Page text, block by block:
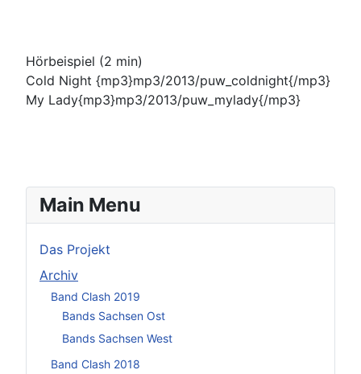
Main Menu
Das Projekt
Archiv
Band Clash 2019
Bands Sachsen Ost
Bands Sachsen West
Band Clash 2018
Hörbeispiel (2 min)
Cold Night {mp3}mp3/2013/puw_coldnight{/mp3}
My Lady{mp3}mp3/2013/puw_mylady{/mp3}